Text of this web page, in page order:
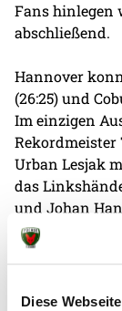
Diese
Fans hinlegen
abschließend.
Hannover
(26:25) und
Im einzigen
Rekordmeister
Urban Lesjak
das
und Johan
Akteure der
den Füchsen
2014 und den